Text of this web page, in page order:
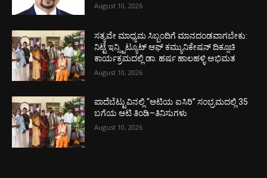
August 10, 2026
ಸತ್ಯವೇ ಮಾಧ್ಯಮ ಸಿಬ್ಬಂದಿಗೆ ಮಾನದಂಡವಾಗಬೇಕು:
ನಿಟ್ಟೆ ಇನ್ಸ್ಟಿಟ್ಯೂಟ್ ಆಫ್ ಕಮ್ಯುನಿಕೇಷನ್ ದಿಕ್ಸೂಚಿ
ಕಾರ್ಯಕ್ರಮದಲ್ಲಿ ಡಾ. ಹರ್ಷ ಹಾಲಹಳ್ಳಿ ಅಭಿಮತ
August 10, 2026
ಪಾದೆಬೆಟ್ಟುವಿನಲ್ಲಿ “ಆಟಿಯ ಐಸಿರಿ’’ ಸಂಭ್ರಮದಲ್ಲಿ 35
ಬಗೆಯ ಆಟಿ ತಿಂಡಿ–ತಿನಿಸುಗಳು
August 10, 2026